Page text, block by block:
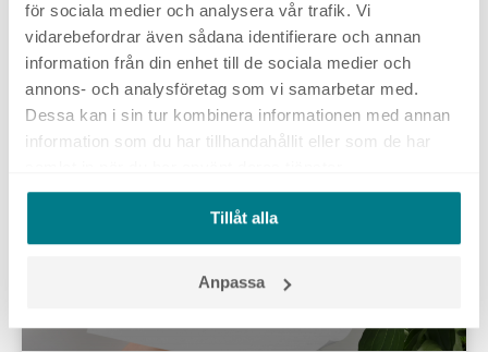
för sociala medier och analysera vår trafik. Vi
vidarebefordrar även sådana identifierare och annan
information från din enhet till de sociala medier och
annons- och analysföretag som vi samarbetar med.
Dessa kan i sin tur kombinera informationen med annan
information som du har tillhandahållit eller som de har
Tillåt alla
Anpassa
4 maj, 2026